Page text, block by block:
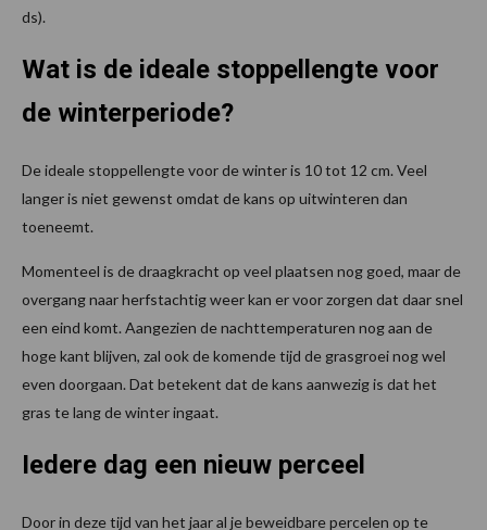
ds).
Wat is de ideale stoppellengte voor
de winterperiode?
De ideale stoppellengte voor de winter is 10 tot 12 cm. Veel
langer is niet gewenst omdat de kans op uitwinteren dan
toeneemt.
Momenteel is de draagkracht op veel plaatsen nog goed, maar de
overgang naar herfstachtig weer kan er voor zorgen dat daar snel
een eind komt. Aangezien de nachttemperaturen nog aan de
hoge kant blijven, zal ook de komende tijd de grasgroei nog wel
even doorgaan. Dat betekent dat de kans aanwezig is dat het
gras te lang de winter ingaat.
Iedere dag een nieuw perceel
Door in deze tijd van het jaar al je beweidbare percelen op te